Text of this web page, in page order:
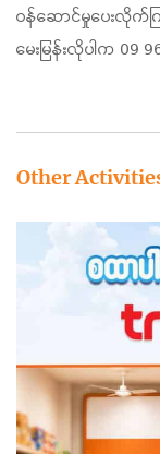
ဝန်ဆောင်မှုပေးလိုက်က
မေးမြန်းလိုပါက
Other